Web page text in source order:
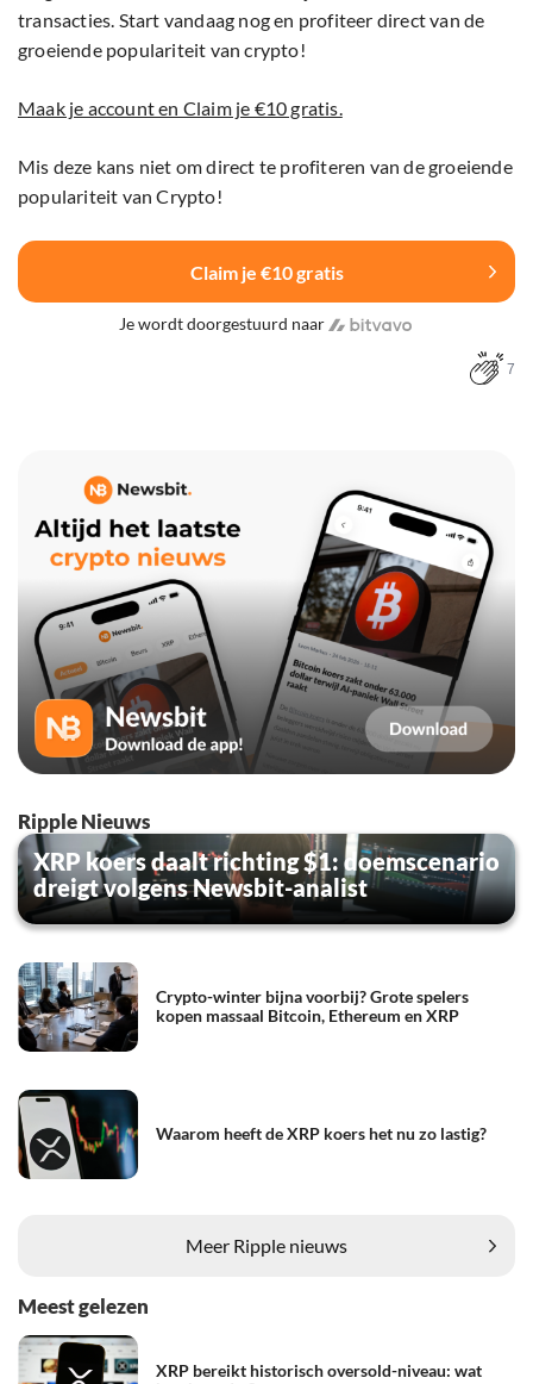
transacties. Start vandaag nog en profiteer direct van de
groeiende populariteit van crypto!
Maak je account en Claim je €10 gratis.
Mis deze kans niet om direct te profiteren van de groeiende
populariteit van Crypto!
Claim je €10 gratis
Je wordt doorgestuurd naar
7
Ripple Nieuws
XRP koers daalt richting $1: doemscenario
dreigt volgens Newsbit-analist
Crypto-winter bijna voorbij? Grote spelers
kopen massaal Bitcoin, Ethereum en XRP
Waarom heeft de XRP koers het nu zo lastig?
Meer Ripple nieuws
Meest gelezen
XRP bereikt historisch oversold-niveau: wat